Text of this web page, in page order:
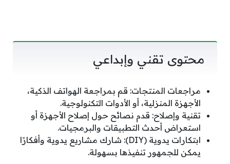
محتوى تقني وإبداعي
مراجعات المنتجات: قم بمراجعة الهواتف الذكية،
الأجهزة المنزلية، أو الأدوات التكنولوجية.
تقنية وإصلاح: قدم نصائح حول إصلاح الأجهزة أو
استعراض أحدث التطبيقات والبرمجيات.
ابتكارات يدوية (DIY): شارك مشاريع يدوية وأفكارًا
يمكن للجمهور تنفيذها بسهولة.